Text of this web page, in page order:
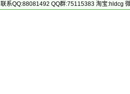
联系QQ:88081492 QQ群:75115383 淘宝:hldcg